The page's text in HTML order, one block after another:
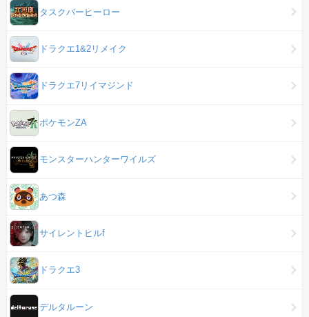
タスクバーヒーロー
ドラクエ1&2リメイク
ドラクエ7リイマジンド
ポケモンZA
モンスターハンターワイルズ
あつ森
サイレントヒルf
ドラクエ3
デルタルーン